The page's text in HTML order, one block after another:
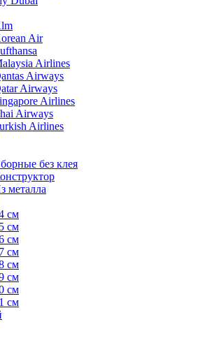
Air
Airlines
Airways
Airways
Airlines
Airways
Airlines
без клея
металла
см
см
см
см
см
см
см
см